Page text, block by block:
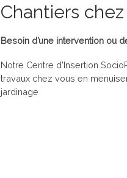
Chantiers
Besoin d’une intervention ou
Notre Centre d’Insertion
travaux chez vous en
jardinage